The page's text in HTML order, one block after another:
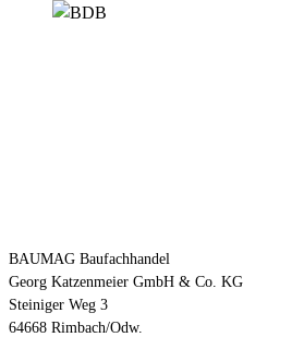
BAUMAG Baufachhandel
Georg Katzenmeier GmbH & Co. KG
Steiniger Weg 3
64668 Rimbach/Odw.